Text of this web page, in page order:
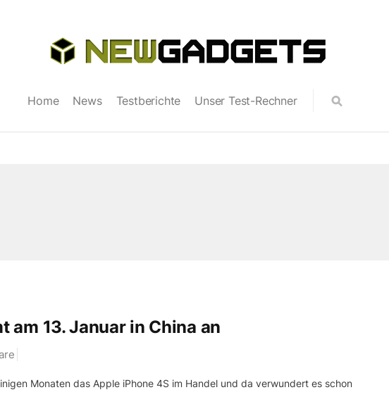
Home News Testberichte Unser Test-Rechner
am 13. Januar in China an
Monaten das Apple iPhone 4S im Handel und da verwundert es schon